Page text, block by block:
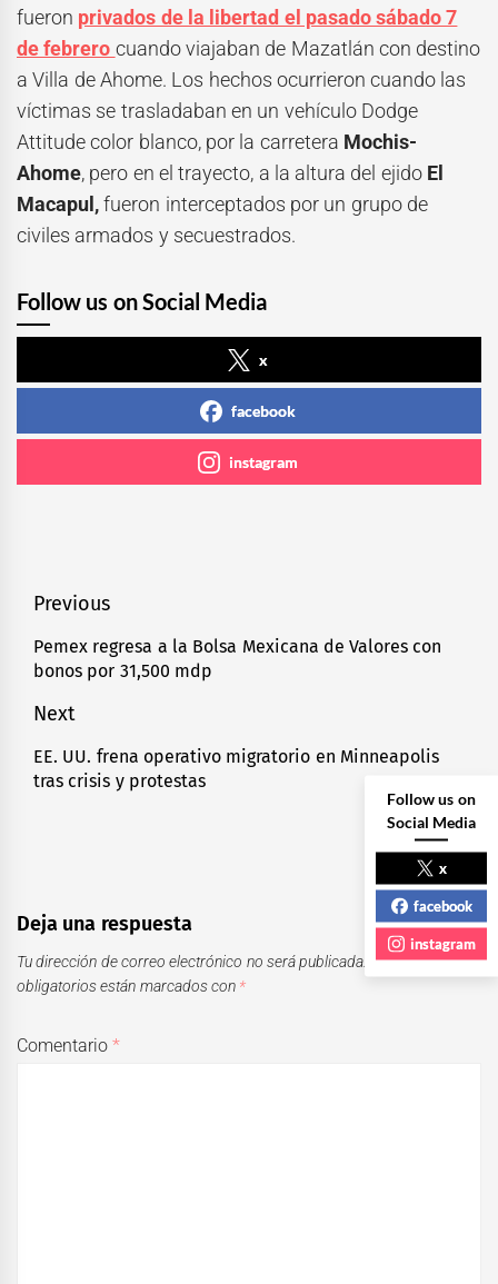
fueron privados de la libertad el pasado sábado 7
de febrero cuando viajaban de Mazatlán con destino
a Villa de Ahome. Los hechos ocurrieron cuando las
víctimas se trasladaban en un vehículo Dodge
Attitude color blanco, por la carretera Mochis-
Ahome, pero en el trayecto, a la altura del ejido El
Macapul,fueron interceptados por un grupo de
civiles armados y secuestrados.
Follow us on Social Media
x
facebook
instagram
Navegación
de
entradas
Previous
Previous
post:
Pemex regresa a la Bolsa Mexicana de Valores con
bonos por 31,500 mdp
Next
Next
post:
EE. UU. frena operativo migratorio en Minneapolis
tras crisis y protestas
Deja una respuesta
Tu dirección de correo electrónico no será publicada.
Los campos
obligatorios están marcados con *
Comentario*
Follow us on
Social Media
x
facebook
instagram